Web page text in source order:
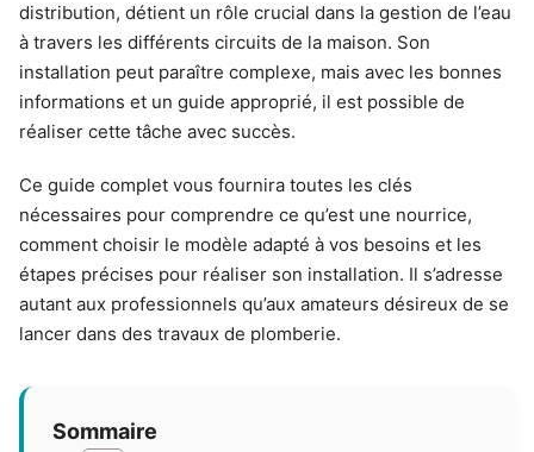
distribution, détient un rôle crucial dans la gestion de l’eau
à travers les différents circuits de la maison. Son
installation peut paraître complexe, mais avec les bonnes
informations et un guide approprié, il est possible de
réaliser cette tâche avec succès.
Ce guide complet vous fournira toutes les clés
nécessaires pour comprendre ce qu’est une nourrice,
comment choisir le modèle adapté à vos besoins et les
étapes précises pour réaliser son installation. Il s’adresse
autant aux professionnels qu’aux amateurs désireux de se
lancer dans des travaux de plomberie.
Sommaire